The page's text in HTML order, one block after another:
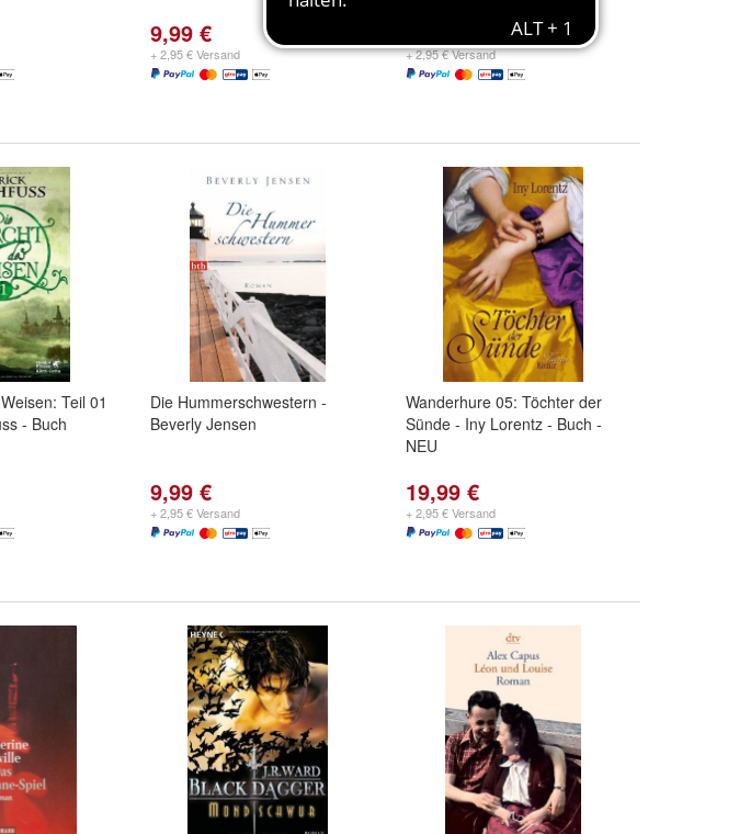
9,99 €
+ 2,95 € Versand + 2,95 € Versand
Teil 01
- Buch
Die Hummerschwestern -
Beverly Jensen
9,99 €
+ 2,95 € Versand
Wanderhure 05: Töchter der
Sünde - Iny Lorentz - Buch -
NEU
19,99 €
+ 2,95 € Versand